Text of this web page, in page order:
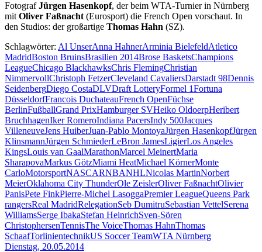
FotografJürgen Hasenkopf, der beim WTA-Turnier in Nürnberg
mit Oliver Faßnacht (Eurosport) die French Open vorschaut. In
den Studios: der großartige Thomas Hahn (SZ).
Schlagwörter: Al UnserAnna HahnerArminia BielefeldAtletico
MadridBoston BruinsBrasilien 2014Brose BasketsChampions
LeagueChicago BlackhawksChris FlemingChristian
NimmervollChristoph FetzerCleveland CavaliersDarstadt 98Dennis
SeidenbergDiego CostaDLVDraft LotteryFormel 1Fortuna
DüsseldorfFrancois DuchateauFrench OpenFüchse
BerlinFußballGrand PrixHamburger SVHeiko OldoerpHeribert
BruchhagenIker RomeroIndiana PacersIndy 500Jacques
VilleneuveJens HuiberJuan-Pablo MontoyaJürgen HasenkopfJürgen
KlinsmannJürgen SchmiederLeBron JamesLigierLos Angeles
KingsLouis van GaalMarathonMarcel MeinertMaria
SharapovaMarkus GötzMiami HeatMichael KörnerMonte
CarloMotorsportNASCARNBANHLNicolas MartinNorbert
MeierOklahoma City ThunderOle ZeislerOliver FaßnachtOlivier
PanisPete FinkPierre-Michel LasoggaPremier LeagueQueens Park
rangersReal MadridRelegationSeb DumitruSebastian VettelSerena
WilliamsSerge IbakaStefan HeinrichSven-Sören
ChristophersenTennisThe VoiceThomas HahnThomas
SchaafTorlinientechnikUS Soccer TeamWTA Nürnberg
Dienstag, 20.05.2014